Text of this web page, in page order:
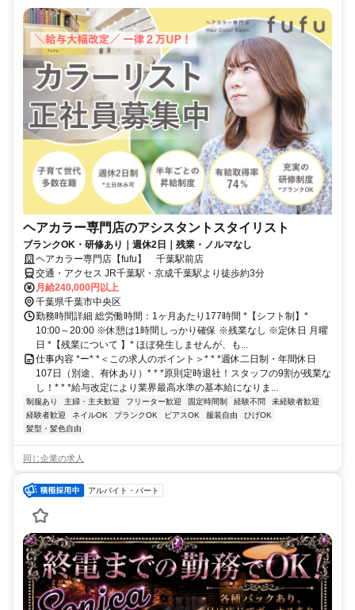
ヘアカラー専門店のアシスタントスタイリスト
ブランクOK・研修あり｜週休2日｜残業・ノルマなし
ヘアカラー専門店【fufu】 千葉駅前店
交通・アクセス JR千葉駅・京成千葉駅より徒歩約3分
月給240,000円以上
千葉県千葉市中央区
勤務時間詳細 総労働時間：1ヶ月あたり177時間 *【シフト制】*
10:00～20:00 ※休憩は1時間しっかり確保 ※残業なし ※定休日 月曜
日 *【残業について 】* ほぼ発生しませんが、も...
仕事内容 *ー* *＜この求人のポイント＞* * *週休二日制・年間休日
107日（別途、有休あり）* * *原則定時退社！スタッフの9割が残業な
し！* * *給与改定により業界最高水準の基本給になりま...
制服あり 主婦・主夫歓迎 フリーター歓迎 固定時間制 経験不問
未経験者歓迎
経験者歓迎
ネイルOK ブランクOK ピアスOK 服装自由
ひげOK
髪型・髪色自由
同じ企業の求人
アルバイト・パート